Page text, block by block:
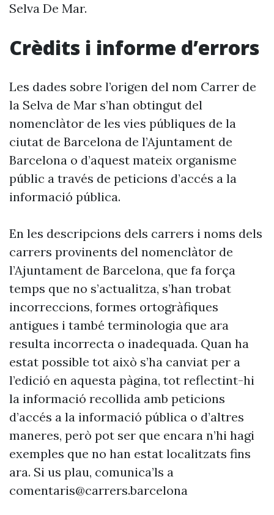
Selva De Mar.
Crèdits i informe d’errors
Les dades sobre l’origen del nom Carrer de
la Selva de Mar s’han obtingut del
nomenclàtor de les vies públiques de la
ciutat de Barcelona de l’Ajuntament de
Barcelona o d’aquest mateix organisme
públic a través de peticions d’accés a la
informació pública.
En les descripcions dels carrers i noms dels
carrers provinents del nomenclàtor de
l’Ajuntament de Barcelona, que fa força
temps que no s’actualitza, s’han trobat
incorreccions, formes ortogràfiques
antigues i també terminologia que ara
resulta incorrecta o inadequada. Quan ha
estat possible tot això s’ha canviat per a
l’edició en aquesta pàgina, tot reflectint-hi
la informació recollida amb peticions
d’accés a la informació pública o d’altres
maneres, però pot ser que encara n’hi hagi
exemples que no han estat localitzats fins
ara. Si us plau, comunica’ls a
comentaris@carrers.barcelona